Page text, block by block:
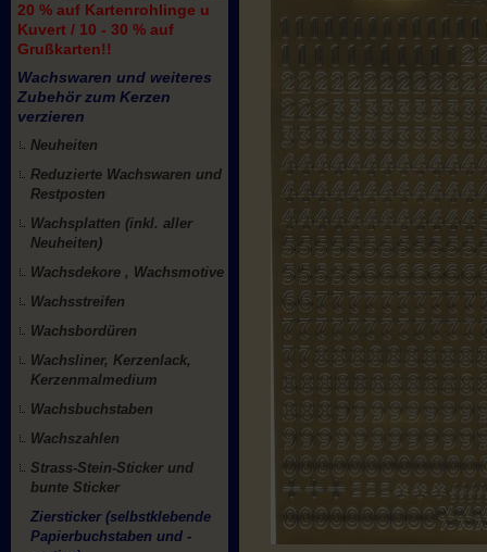
20 % auf Kartenrohlinge u
Kuvert / 10 - 30 % auf
Grußkarten!!
Wachswaren und weiteres
Zubehör zum Kerzen
verzieren
Neuheiten
Reduzierte Wachswaren und
Restposten
Wachsplatten (inkl. aller
Neuheiten)
Wachsdekore , Wachsmotive
Wachsstreifen
Wachsbordüren
Wachsliner, Kerzenlack,
Kerzenmalmedium
Wachsbuchstaben
Wachszahlen
Strass-Stein-Sticker und
bunte Sticker
Ziersticker (selbstklebende
Papierbuchstaben und -